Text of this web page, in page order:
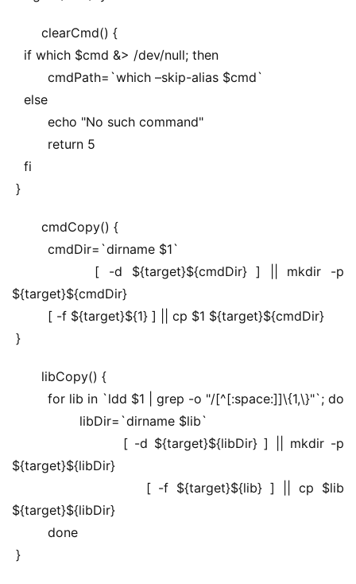
clearCmd() {
if which $cmd &> /dev/null; then
cmdPath=`which –skip-alias $cmd`
else
echo "No such command"
return 5
fi
}
cmdCopy() {
cmdDir=`dirname $1`
${target}${cmdDir}
[ -f ${target}${1} ] || cp $1 ${target}${cmdDir}
}
libCopy() {
for lib in `ldd $1 | grep -o "/[^[:space:]]\{1,\}"`; do
libDir=`dirname $lib`
${target}${libDir}
${target}${libDir}
done
}